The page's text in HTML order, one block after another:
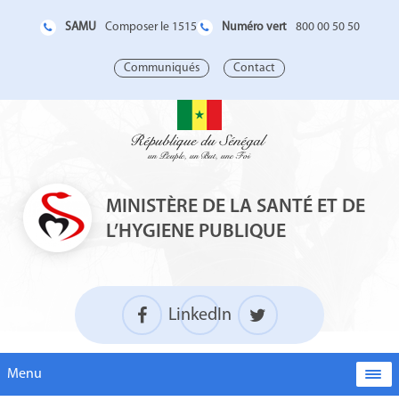
SAMU Composer le 1515 Numéro vert 800 00 50 50
Communiqués Contact
MINISTÈRE DE LA SANTÉ ET DE
L’HYGIENE PUBLIQUE
LinkedIn
Menu